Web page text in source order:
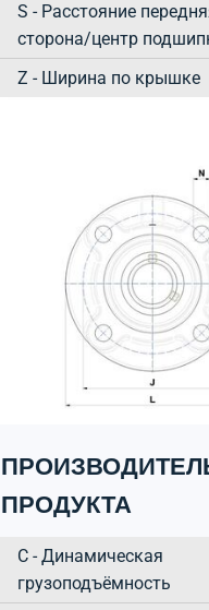
S - Расстояние
сторона/центр
Z - Ширина по крышке
ПРОДУКТА
C - Динамическая
грузоподъёмность